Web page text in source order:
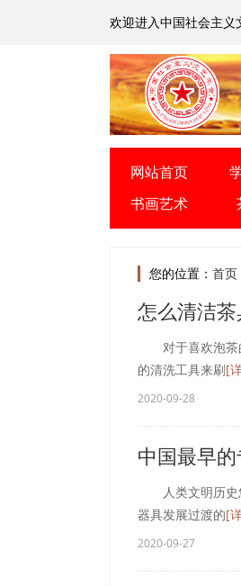
欢迎进入中国社会主义
网站首页
书画艺术
您的位置： 首页
怎么清洁
对于喜欢泡茶的
的清洗工具来刷[
2020-09-28
中国最早
人类文明历史
器具发展过渡的[
2020-09-27